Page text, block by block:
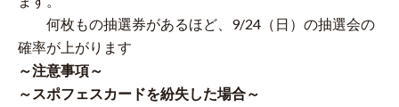
何枚もの抽選券があるほど、9/24（日）の抽選会の
確率が上がります
～注意事項～
～スポフェスカードを紛失した場合～